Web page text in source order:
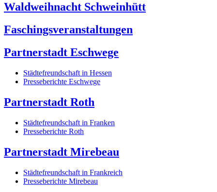
Waldweihnacht Schweinhütt
Faschingsveranstaltungen
Partnerstadt Eschwege
Städtefreundschaft in Hessen
Presseberichte Eschwege
Partnerstadt Roth
Städtefreundschaft in Franken
Presseberichte Roth
Partnerstadt Mirebeau
Städtefreundschaft in Frankreich
Presseberichte Mirebeau